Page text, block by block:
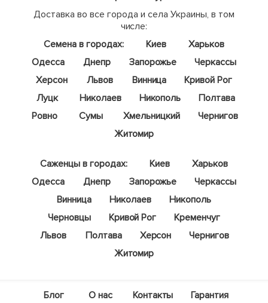
Доставка во все города и села Украины, в том
числе:
Семена в городах:
Киев
Харьков
Одесса
Днепр Запорожье
Черкассы
Херсон
Львов Винница
Кривой Рог
Луцк
Николаев Никополь
Полтава
Ровно
Сумы Хмельницкий
Чернигов
Житомир
Саженцы в городах: Киев
Харьков
Одесса
Днепр Запорожье
Черкассы
Винница
Николаев
Никополь
Черновцы
Кривой Рог
Кременчуг
Львов
Полтава Херсон
Чернигов
Житомир
Блог О нас Контакты
Гарантия